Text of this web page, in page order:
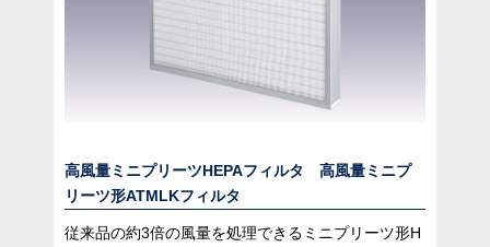
高風量ミニプリーツHEPAフィルタ 高風量ミニプ
リーツ形ATMLKフィルタ
従来品の約3倍の風量を処理できるミニプリーツ形H